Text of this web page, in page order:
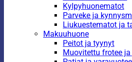
Kylpyhuonematot
Parveke ja
Liukuestematot ja
Makuuhuone
Peitot ja tyynyt
Muovitettu frotee